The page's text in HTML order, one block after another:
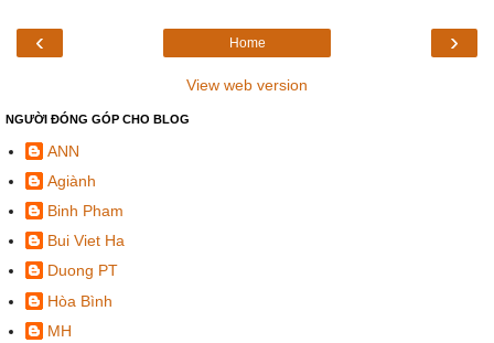
‹ ›
Home
View web version
NGƯỜI ĐÓNG GÓP CHO BLOG
ANN
Agiành
Binh Pham
Bui Viet Ha
Duong PT
Hòa Bình
MH